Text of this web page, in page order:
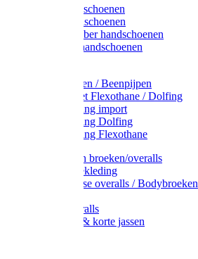
Latex handschoenen
Leren handschoenen
PVC / Rubber handschoenen
Katoenen handschoenen
Plukmouwen / Beenpijpen
Reparatieset Flexothane / Dolfing
Regenkleding import
Regenkleding Dolfing
Regenkleding Flexothane
Toebehoren broeken/overalls
Signalisatiekleding
Amerikaanse overalls / Bodybroeken
Kinderoveralls
Stofjassen & korte jassen